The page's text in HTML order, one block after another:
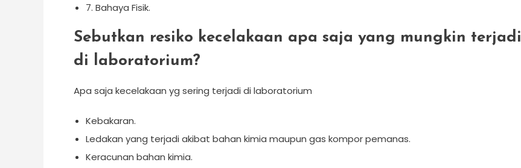
7. Bahaya Fisik.
Sebutkan resiko kecelakaan apa saja yang mungkin terjadi
di laboratorium?
Apa saja kecelakaan yg sering terjadi di laboratorium
Kebakaran.
Ledakan yang terjadi akibat bahan kimia maupun gas kompor pemanas.
Keracunan bahan kimia.